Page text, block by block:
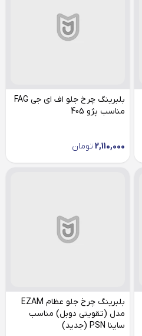
بلبرینگ چرخ جلو اف ای جی FAG
مناسب پژو 405
2,110,000 تومان
بلبرینگ چرخ جلو عظام EZAM
مدل (تقویتی دوبل) مناسب
ساینا PSN (جدید)